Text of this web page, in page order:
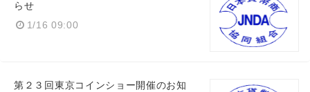
らせ
1/16 09:00
第２３回東京コインショー開催のお知